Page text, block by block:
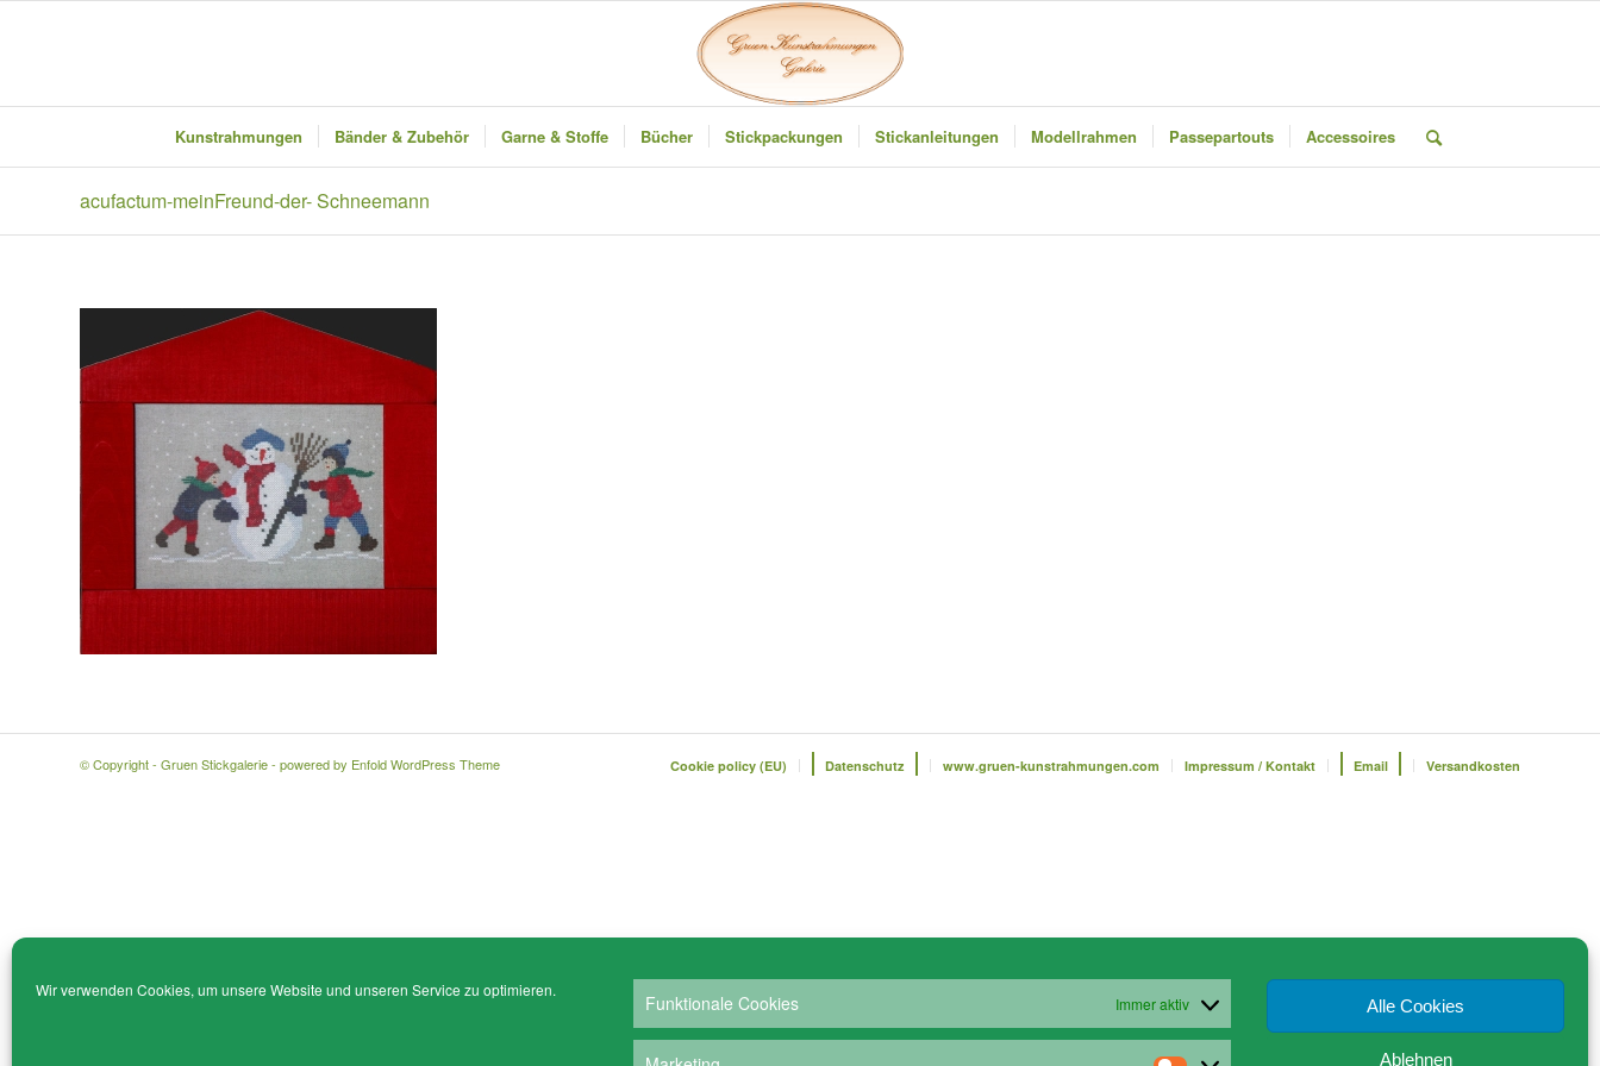
Wir verwenden Cookies, um unsere Website und unseren Service zu optimieren.
Funktionale Cookies Immer aktiv Alle Cookies
Ablehnen
Kunstrahmungen Bänder & Zubehör Garne & Stoffe Bücher Stickpackungen Stickanleitungen Modellrahmen Passepartouts Accessoires
acufactum-meinFreund-der- Schneemann
© Copyright - Gruen Stickgalerie - powered by Enfold WordPress Theme Cookie policy (EU) Datenschutz www.gruen-kunstrahmungen.com Impressum / Kontakt Email Versandkosten